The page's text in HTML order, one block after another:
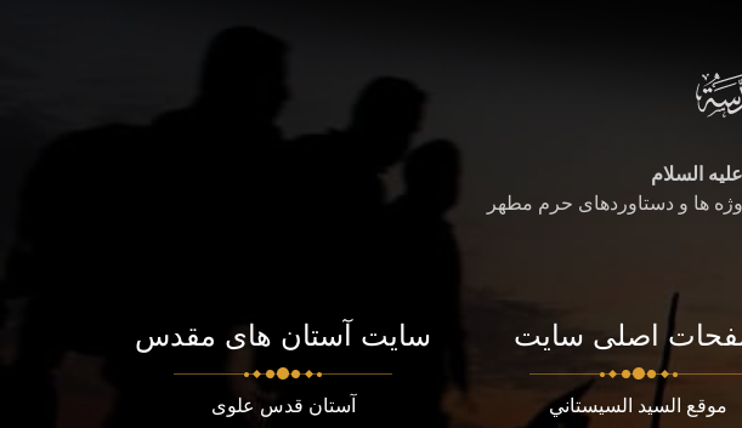
السلام
ها و دستاوردهای حرم مطهر
اصلی سایت
موقع السيد السيستاني
سایت آستان های مقدس
آستان قدس علوی